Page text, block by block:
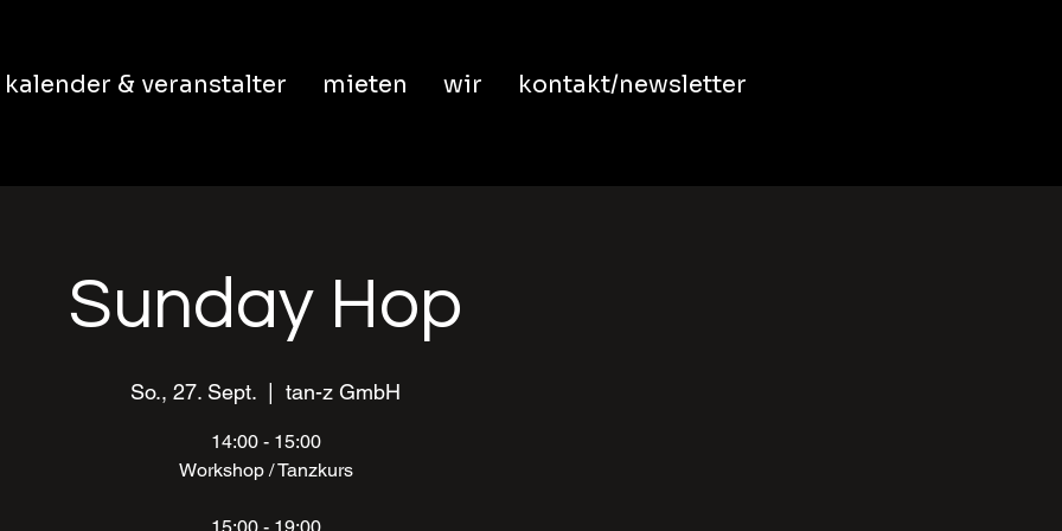
kalender & veranstalter mieten wir kontakt/newsletter
Sunday Hop
So., 27. Sept. tan-z GmbH
14:00 - 15:00
Workshop / Tanzkurs